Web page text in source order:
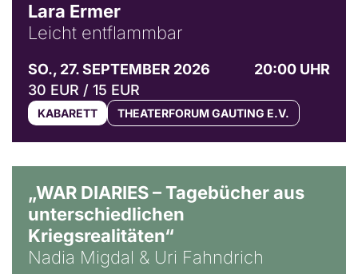
Lara Ermer
Leicht entflammbar
SO., 27. SEPTEMBER 2026
20:00 UHR
30 EUR / 15 EUR
KABARETT THEATERFORUM GAUTING E.V.
„WAR DIARIES – Tagebücher aus
unterschiedlichen
Kriegsrealitäten“
Nadia Migdal & Uri Fahndrich